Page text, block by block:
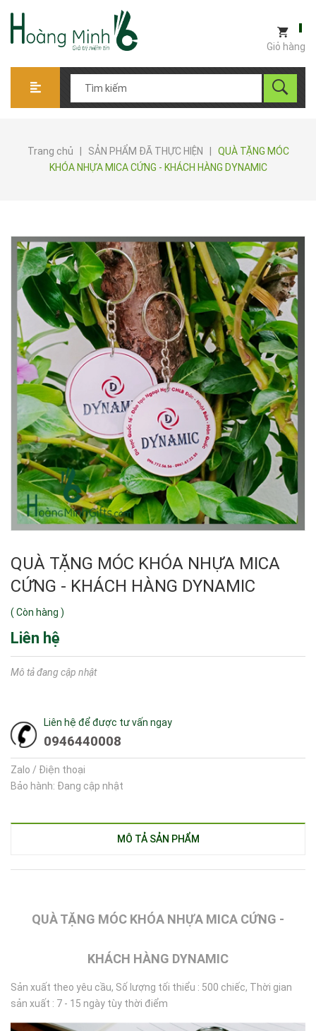
Giỏ hàng
Trang chủ SẢN PHẨM ĐÃ THỰC HIỆN
QUÀ TẶNG MÓC
KHÓA NHỰA MICA CỨNG - KHÁCH HÀNG DYNAMIC
QUÀ TẶNG MÓC KHÓA NHỰA MICA
CỨNG - KHÁCH HÀNG DYNAMIC
( Còn hàng )
Liên hệ
Mô tả đang cập nhật
Liên hệ để được tư vấn ngay
0946440008
Zalo / Điện thoại
Bảo hành: Đang cập nhật
MÔ TẢ SẢN PHẨM
QUÀ TẶNG MÓC KHÓA NHỰA MICA CỨNG -
KHÁCH HÀNG DYNAMIC
Sản xuất theo yêu cầu, Số lượng tối thiểu : 500 chiếc, Thời gian
sản xuất : 7 - 15 ngày tùy thời điểm